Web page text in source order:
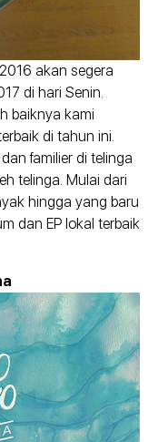
akan segera
di hari Senin.
baiknya kami
di tahun ini.
familier di telinga
telinga. Mulai dari
hingga yang baru
dan EP lokal terbaik